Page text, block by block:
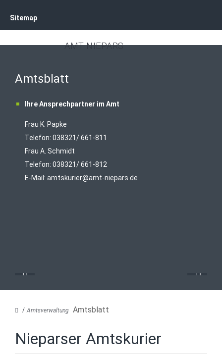
AMT NIEPARS
Sitemap
Amtsblatt
Ihre Ansprechpartner im Amt
Frau K. Papke
Telefon: 038321/ 661-811
Frau A. Schmidt
Telefon: 038321/ 661-812
E-Mail: amtskurier@amt-niepars.de
Amtsverwaltung Amtsblatt
Nieparser Amtskurier